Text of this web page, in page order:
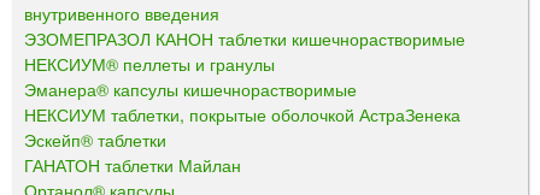
внутривенного введения
ЭЗОМЕПРАЗОЛ КАНОН таблетки кишечнорастворимые
НЕКСИУМ® пеллеты и гранулы
Эманера® капсулы кишечнорастворимые
НЕКСИУМ таблетки, покрытые оболочкой АстраЗенека
Эскейп® таблетки
ГАНАТОН таблетки Майлан
Ортанол® капсулы